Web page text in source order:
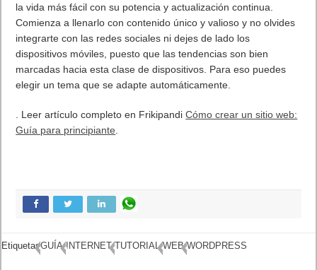
la vida más fácil con su potencia y actualización continua.
Comienza a llenarlo con contenido único y valioso y no olvides
integrarte con las redes sociales ni dejes de lado los
dispositivos móviles, puesto que las tendencias son bien
marcadas hacia esta clase de dispositivos. Para eso puedes
elegir un tema que se adapte automáticamente.
. Leer artículo completo en FrikipandiCómo crear un sitio web:
Guía para principiante
Etiquetas GUÍA INTERNET TUTORIAL WEB WORDPRESS